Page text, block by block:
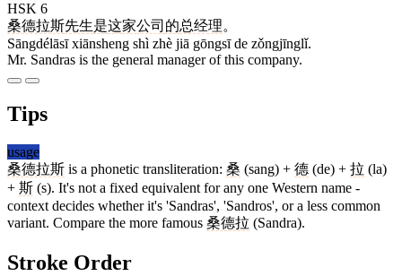
HSK 6
桑德拉斯先生是这家公司 的总经理。
Sāngdélāsī xiānsheng shì zhè jiā gōngsī de zǒngjīnglǐ.
Mr. Sandras is the general manager of this company.
Tips
usage
桑德拉斯 is a phonetic transliteration: 桑 (sang) + 德 (de) + 拉 (la)
+ 斯 (s). It's not a fixed equivalent for any one Western name -
context decides whether it's 'Sandras', 'Sandros', or a less common
variant. Compare the more famous 桑德拉 (Sandra).
Stroke Order